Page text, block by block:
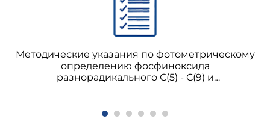
Методические указания по фотометрическому
определению фосфиноксида
разнорадикального С(5) - С(9) и